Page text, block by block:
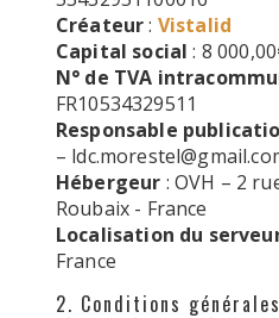
Créateur: Vistalid
Capital social : 8
N° de TVA
FR10534329511
Responsable
–
Hébergeur : OVH – 2
Roubaix - France
Localisation du
France
2. Conditions